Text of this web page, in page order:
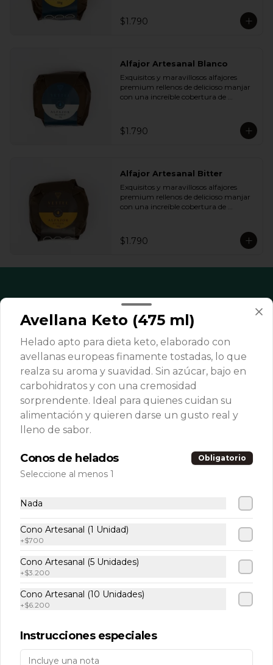
$1.790
Alfajor Artesanal Blanco
Exquisitos y maravillosos alfajores
premium rellenos de delicioso manjar
con una increíble cobertura de
queremos.
$1.790
Alfajor Artesanal Bitter
Exquisitos y maravillosos alfajores
premium rellenos de delicioso manjar
con una increíble cobertura de
$1.790
Conócenos
Tiendas
💚 Tu Club VETTEL +
¿Quieres tener una tienda Vettel?
Política de privacidad
Redes sociales
Instagram
Facebook
Mi cuenta
Avellana Keto (475 ml)
Helado apto para dieta keto, elaborado con
avellanas europeas finamente tostadas, lo que
realza su aroma y suavidad. Sin azúcar, bajo en
carbohidratos y con una cremosidad
sorprendente. Ideal para quienes cuidan su
alimentación y quieren darse un gusto real y
lleno de sabor.
Conos de helados Obligatorio
Seleccione al menos 1
Nada
Cono Artesanal (1 Unidad)
+$700
Cono Artesanal (5 Unidades)
+$3.200
Cono Artesanal (10 Unidades)
+$6.200
Instrucciones especiales